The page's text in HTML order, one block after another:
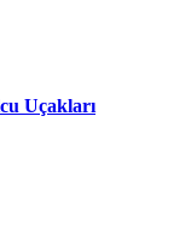
Uçakları